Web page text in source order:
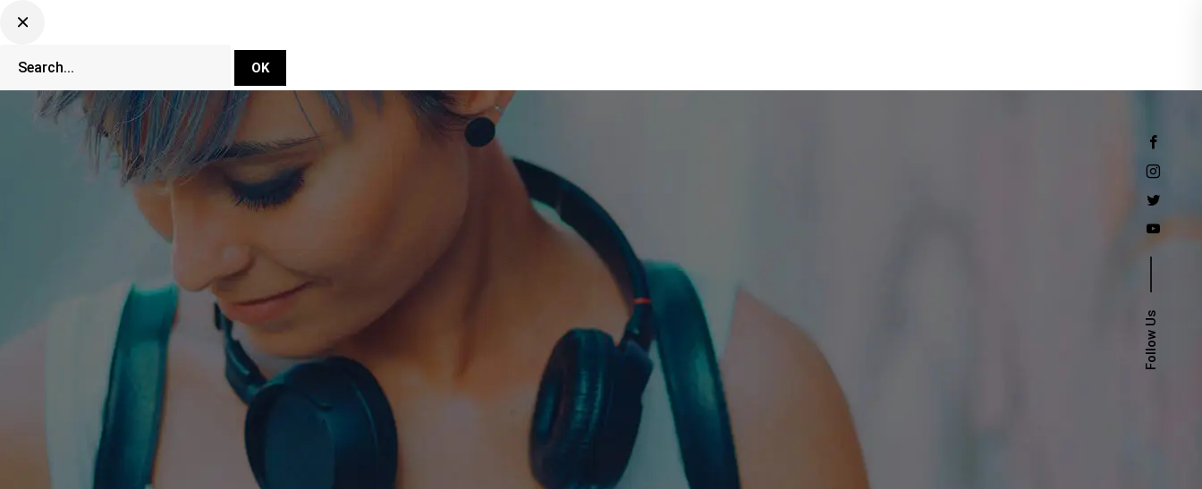
CLUBBING TV NETWORK
Follow Us